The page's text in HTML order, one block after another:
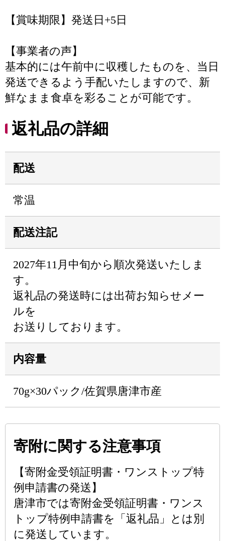
【賞味期限】発送日+5日
【事業者の声】
基本的には午前中に収穫したものを、当日
発送できるよう手配いたしますので、新
鮮なまま食卓を彩ることが可能です。
返礼品の詳細
配送
常温
配送注記
2027年11月中旬から順次発送いたしま
す。
返礼品の発送時には出荷お知らせメー
ルを
お送りしております。
内容量
70g×30パック/佐賀県唐津市産
寄附に関する注意事項
【寄附金受領証明書・ワンストップ特
例申請書の発送】
唐津市では寄附金受領証明書・ワンス
トップ特例申請書を「返礼品」とは別
に発送しています。